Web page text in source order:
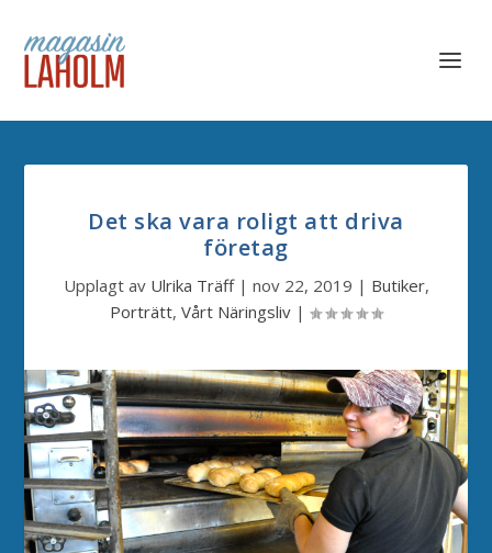
Det ska vara roligt att driva
företag
Upplagt av Ulrika Träff| nov 22, 2019 | Butiker,
Porträtt, Vårt Näringsliv |